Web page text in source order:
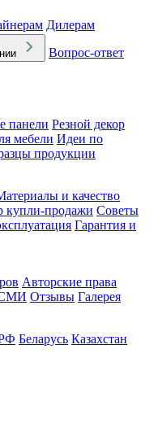
Дилерам
Вопрос-ответ
панели Резной декор
мебели Идеи по
продукции
и качество
купли-продажи Советы
Гарантия и
Авторские права
Отзывы Галерея
Беларусь Казахстан